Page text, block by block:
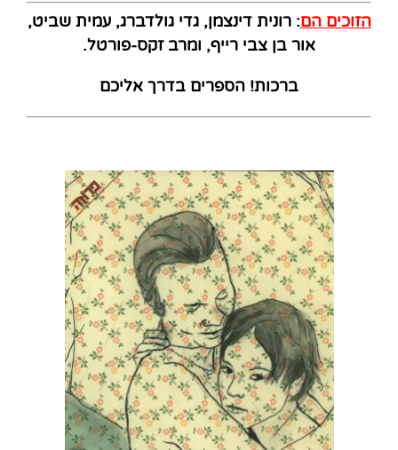
הזוכים הם: רונית דינצמן, גדי גולדברג, עמית שביט,
אור בן צבי רייף, ומרב זקס-פורטל.
ברכות! הספרים בדרך אליכם